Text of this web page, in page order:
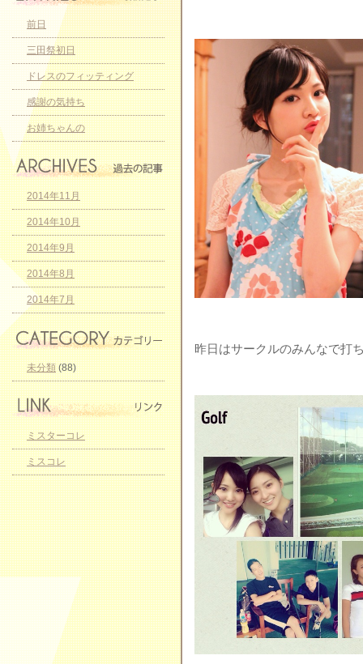
昨日はサークルのみんなで打
前日
三田祭初日
ドレスのフィッティング
感謝の気持ち
お姉ちゃんの
2014年11月
2014年10月
2014年9月
2014年8月
2014年7月
未分類(88)
ミスターコレ
ミスコレ